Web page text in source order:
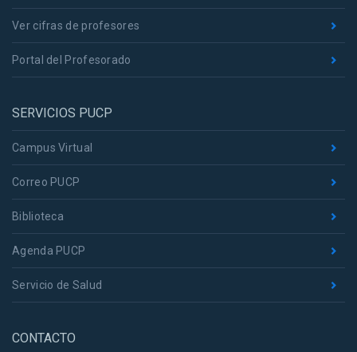
Ver cifras de profesores
Portal del Profesorado
SERVICIOS PUCP
Campus Virtual
Correo PUCP
Biblioteca
Agenda PUCP
Servicio de Salud
CONTACTO